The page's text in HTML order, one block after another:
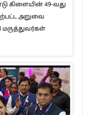
கிளையின் 49-வது
அறுவை
மருத்துவர்கள்